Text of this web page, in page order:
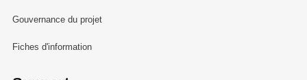
Gouvernance du projet
Fiches d'information